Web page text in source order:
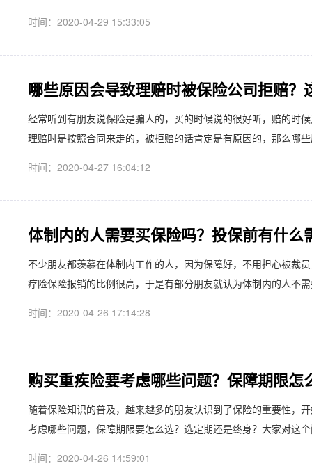
时间：2020-04-29 15:33:05
哪些原因会导致理赔时被保险公司拒赔？
经常听到有朋友说保险是骗人的，买的时候说的很好听，赔的时
理赔时是按照合同来走的，被拒赔的话肯定是有原因的，那么哪
时间：2020-04-27 16:04:12
体制内的人需要买保险吗？投保前有什么
不少朋友都羡慕在体制内工作的人，因为保障好，不用担心被裁
疗险保险报销的比例很高，于是有部分朋友就认为体制内的人不
时间：2020-04-26 17:14:28
购买重疾险要考虑哪些问题？保障期限怎
随着保险知识的普及，越来越多的朋友认识到了保险的重要性，
考虑哪些问题，保障期限要怎么选？选定期还是终身？大家对这
时间：2020-04-26 14:59:01